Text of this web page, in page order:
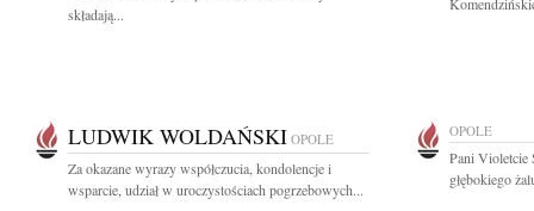
składają...
LUDWIK WOLDAŃSKI OPOLE
Za okazane wyrazy współczucia, kondolencje i
wsparcie, udział w uroczystościach pogrzebowych...
OPOLE
Pani Violetcie
głębokiego